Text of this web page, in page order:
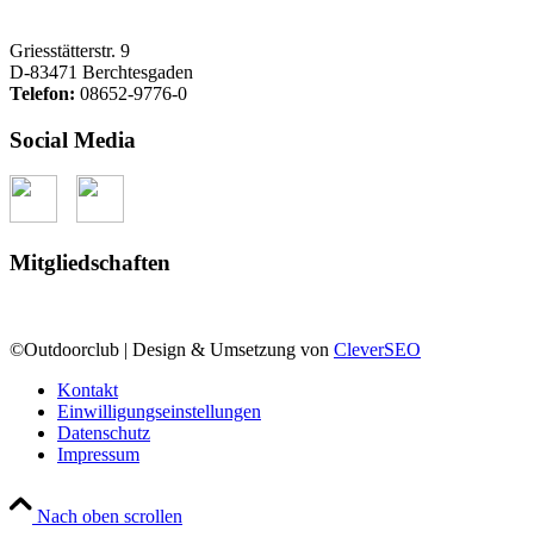
Griesstätterstr. 9
D-83471 Berchtesgaden
Telefon: 08652-9776-0
Social Media
Mitgliedschaften
©Outdoorclub | Design & Umsetzung von CleverSEO
Kontakt
Einwilligungseinstellungen
Datenschutz
Impressum
Nach oben scrollen